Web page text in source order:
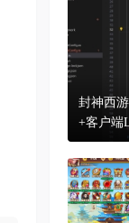
封神西
+客户端